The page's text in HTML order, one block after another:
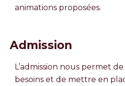
animations proposées.
Admission
L’admission nous permet
besoins et de mettre en